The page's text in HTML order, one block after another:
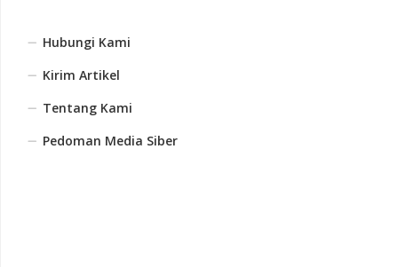
Hubungi Kami
Kirim Artikel
Tentang Kami
Pedoman Media Siber